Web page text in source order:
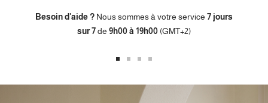
Besoin d'aide ? Nous sommes à votre service 7 jours
sur 7de 9h00 à 19h00 (GMT+2)
slideslide